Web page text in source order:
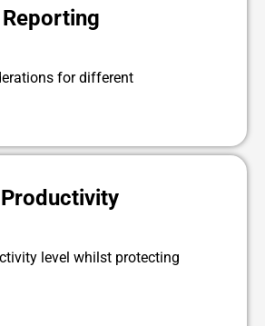
for different
level whilst protecting